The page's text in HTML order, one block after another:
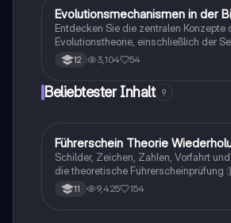
Studierende, die sich auf Prüfungen
Biologie
Evolutionsmechanismen in der
Entdecken Sie die zentralen Konzepte
Evolutionstheorie, einschließlich der
Isolationsmechanismen und
Mutation und Rekombination. Diese
die verschiedenen Selektionsarten und
im Grundkurs.
12 3,104 54
Beliebtester Inhalt 9
Lerntipps
Führerschein Theorie
Schilder, Zeichen, Zahlen, Vorfahrt
die theoretische Führerscheinprüfung :)
11 9,425 154